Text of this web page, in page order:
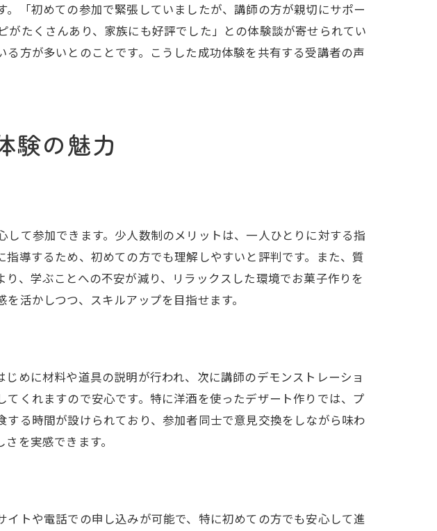
いお菓子教室
ム
ション
立てるポイント
「初めての参加で緊張していましたが、講師の方が親切にサポー
たくさんあり、家族にも好評でした」との体験談が寄せられてい
方が多いとのことです。こうした成功体験を共有する受講者の声
験の魅力
て参加できます。少人数制のメリットは、一人ひとりに対する指
導するため、初めての方でも理解しやすいと評判です。また、質
、学ぶことへの不安が減り、リラックスした環境でお菓子作りを
活かしつつ、スキルアップを目指せます。
めに材料や道具の説明が行われ、次に講師のデモンストレーショ
くれますので安心です。特に洋酒を使ったデザート作りでは、プ
る時間が設けられており、参加者同士で意見交換をしながら味わ
を実感できます。
トや電話での申し込みが可能で、特に初めての方でも安心して進